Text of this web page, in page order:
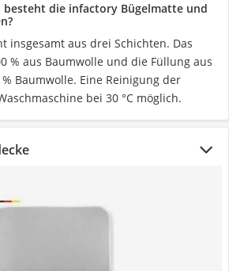
besteht die infactory Bügelmatte und
insgesamt aus drei Schichten. Das
% aus Baumwolle und die Füllung aus
Baumwolle. Eine Reinigung der
bei 30 °C möglich.